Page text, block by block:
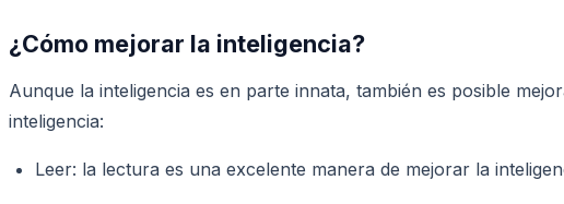
¿Cómo mejorar la inteligencia?
Aunque la inteligencia es en parte innata, también es posible
inteligencia:
Leer: la lectura es una excelente manera de mejorar la